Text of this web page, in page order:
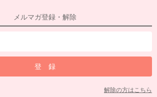
メルマガ登録・解除
解除の方はこちら